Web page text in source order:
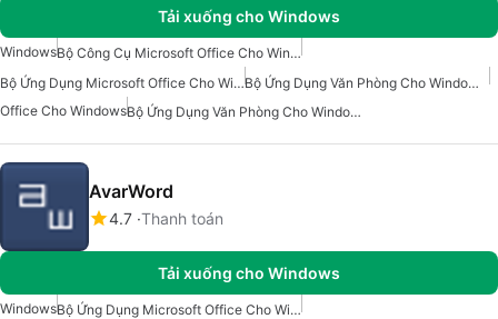
Tải xuống cho Windows
Windows
Bộ Công Cụ Microsoft Office Cho Windows 7
Bộ Ứng Dụng Microsoft Office Cho Windows
Bộ Ứng Dụng Văn Phòng Cho Windows 7
Office Cho Windows
Bộ Ứng Dụng Văn Phòng Cho Windows 10
AvarWord
4.7 Thanh toán
Tải xuống cho Windows
Windows
Bộ Ứng Dụng Microsoft Office Cho Windows